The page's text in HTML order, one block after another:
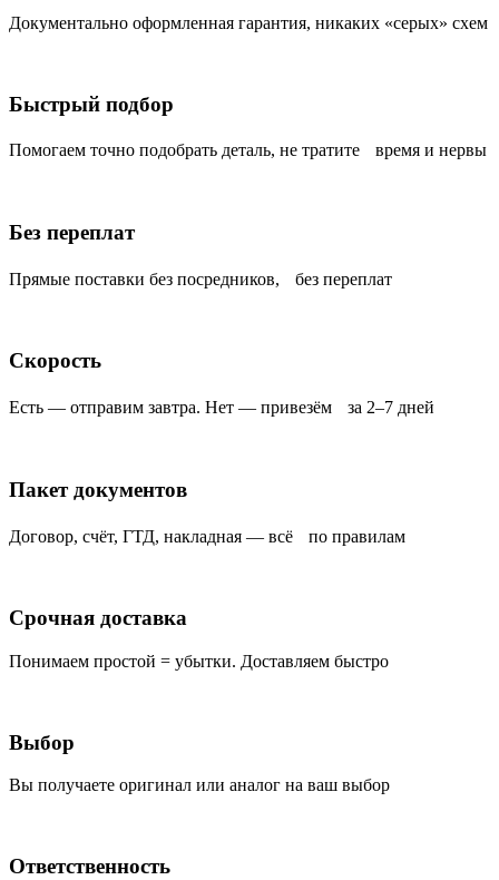
Документально оформленная гарантия, никаких «серых» схем
Быстрый подбор
Помогаем точно подобрать деталь, не тратите время и нервы
Без переплат
Прямые поставки без посредников, без переплат
Скорость
Есть — отправим завтра. Нет — привезём за 2–7 дней
Пакет документов
Договор, счёт, ГТД, накладная — всё по правилам
Срочная доставка
Понимаем простой = убытки. Доставляем быстро
Выбор
Вы получаете оригинал или аналог на ваш выбор
Ответственность